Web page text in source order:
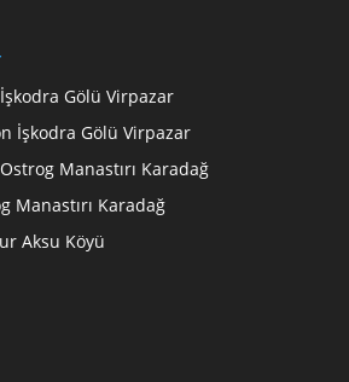
İşkodra Gölü Virpazar
İşkodra Gölü Virpazar
Ostrog Manastırı Karadağ
Manastırı Karadağ
Aksu Köyü